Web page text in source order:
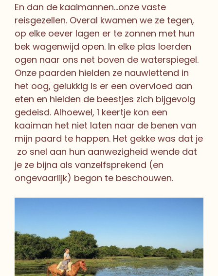
En dan de kaaimannen…onze vaste
reisgezellen. Overal kwamen we ze tegen,
op elke oever lagen er te zonnen met hun
bek wagenwijd open. In elke plas loerden
ogen naar ons net boven de waterspiegel.
Onze paarden hielden ze nauwlettend in
het oog, gelukkig is er een overvloed aan
eten en hielden de beestjes zich bijgevolg
gedeisd. Alhoewel, 1 keertje kon een
kaaiman het niet laten naar de benen van
mijn paard te happen. Het gekke was dat je
zo snel aan hun aanwezigheid wende dat
je ze bijna als vanzelfsprekend (en
ongevaarlijk) begon te beschouwen.